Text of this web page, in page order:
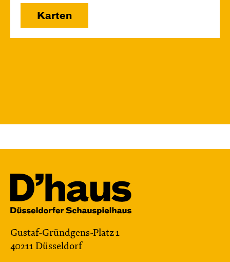
Karten
Gustaf-Gründgens-Platz 1
40211 Düsseldorf